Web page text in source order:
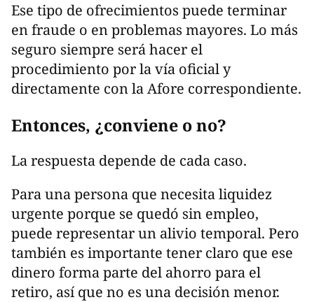
Ese tipo de ofrecimientos puede terminar
en fraude o en problemas mayores. Lo más
seguro siempre será hacer el
procedimiento por la vía oficial y
directamente con la Afore correspondiente.
Entonces, ¿conviene o no?
La respuesta depende de cada caso.
Para una persona que necesita liquidez
urgente porque se quedó sin empleo,
puede representar un alivio temporal. Pero
también es importante tener claro que ese
dinero forma parte del ahorro para el
retiro, así que no es una decisión menor.